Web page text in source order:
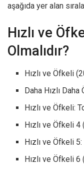
aşağıda yer alan
Hızlı ve
Olmalıdır?
Hızlı ve Öfkeli
Daha Hızlı
Hızlı ve Öfkeli:
Hızlı ve Öfkeli 4
Hızlı ve Öfkeli
Hızlı ve Öfkeli 6